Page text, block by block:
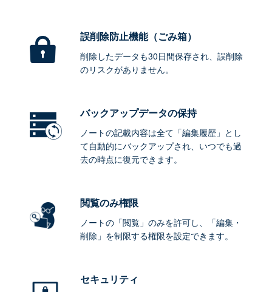
誤削除防止機能（ごみ箱）
削除したデータも30日間保存され、誤削除
のリスクがありません。
バックアップデータの保持
ノートの記載内容は全て「編集履歴」とし
て自動的にバックアップされ、いつでも過
去の時点に復元できます。
閲覧のみ権限
ノートの「閲覧」のみを許可し、「編集・
削除」を制限する権限を設定できます。
セキュリティ